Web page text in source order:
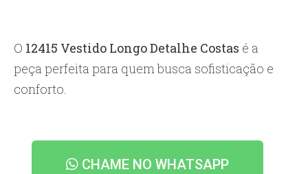
O 12415 Vestido Longo Detalhe Costas é a
peça perfeita para quem busca sofisticação e
conforto.
CHAME NO WHATSAPP